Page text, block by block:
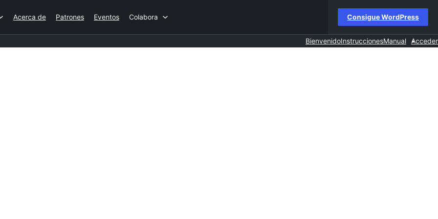
Acerca de Patrones Eventos Colabora Consigue WordPress
BienvenidoInstruccionesManual Acceder